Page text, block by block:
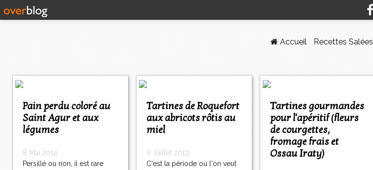
Accueil Recettes Salées
Pain perdu coloré au
Saint Agur et aux
légumes
8 Mai 2014
Persillé ou non, il est rare
Tartines de Roquefort
aux abricots rôtis au
miel
6 Juillet 2013
C'est la période où l'on veut
Tartines gourmandes
pour l'apéritif (fleurs
de courgettes,
fromage frais et
Ossau Iraty)